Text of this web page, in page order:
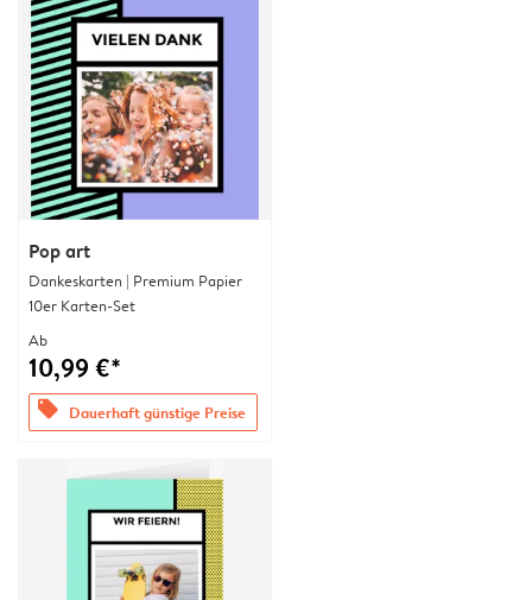
Pop art
Dankeskarten | Premium Papier
10er Karten-Set
Ab
10,99 €*
offers Dauerhaft günstige Preise